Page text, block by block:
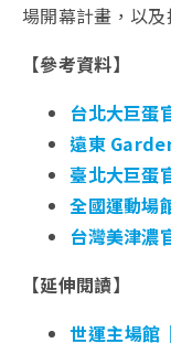
場開幕計畫，以及
【參考資料】
台北大巨蛋
遠東
臺北大巨蛋
全國運動場
台灣美津濃
【延伸閱讀】
世運主場館